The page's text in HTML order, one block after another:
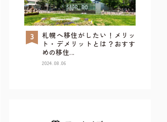
札幌へ移住がしたい！メリッ
ト・デメリットとは？おすす
めの移住...
2024.08.06